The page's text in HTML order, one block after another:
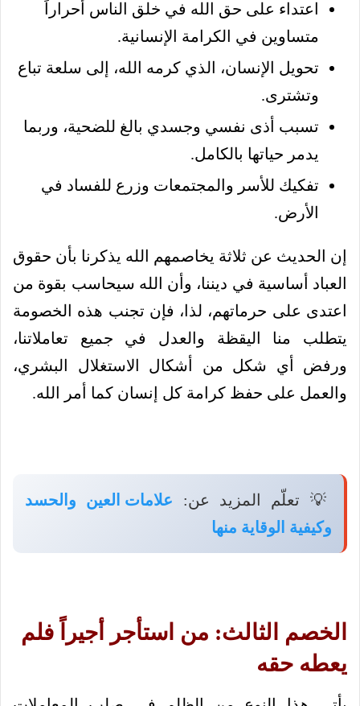
اعتداء على حق الله في خلق الناس أحراراً
متساوين في الكرامة الإنسانية.
تحويل الإنسان، الذي كرمه الله، إلى سلعة تباع
وتشترى.
تسبب أذى نفسي وجسدي بالغ للضحية، وربما
يدمر حياتها بالكامل.
تفكيك للأسر والمجتمعات وزرع للفساد في
الأرض.
إن الحديث عن ثلاثة يخاصمهم الله يذكرنا بأن حقوق
العباد أساسية في ديننا، وأن الله سيحاسب بقوة من
اعتدى على حرماتهم، لذا، فإن تجنب هذه الخصومة
يتطلب منا اليقظة والعدل في جميع تعاملاتنا،
ورفض أي شكل من أشكال الاستغلال البشري،
والعمل على حفظ كرامة كل إنسان كما أمر الله.
💡 تعلّم المزيد عن: علامات العين والحسد
وكيفية الوقاية منها
الخصم الثالث: من استأجر أجيراً فلم
يعطه حقه